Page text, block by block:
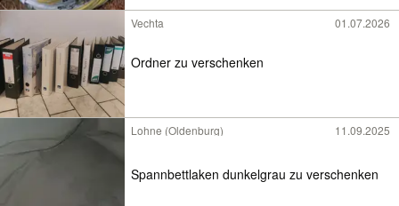
Vechta 01.07.2026
Ordner zu verschenken
Lohne (Oldenburg) 11.09.2025
Spannbettlaken dunkelgrau zu verschenken